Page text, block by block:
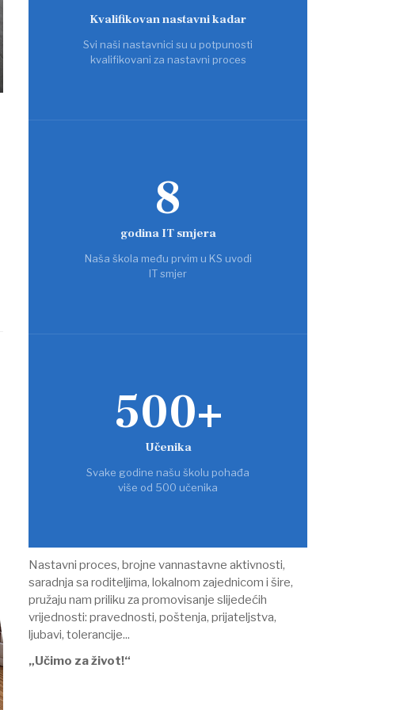
Kvalifikovan nastavni kadar
Svi naši nastavnici su u potpunosti
kvalifikovani za nastavni proces
8
godina IT smjera
Naša škola među prvim u KS uvodi
IT smjer
500+
Učenika
Svake godine našu školu pohađa
više od 500 učenika
Nastavni proces, brojne vannastavne aktivnosti,
saradnja sa roditeljima, lokalnom zajednicom i šire,
pružaju nam priliku za promovisanje slijedećih
vrijednosti: pravednosti, poštenja, prijateljstva,
ljubavi, tolerancije...
„Učimo za život!“